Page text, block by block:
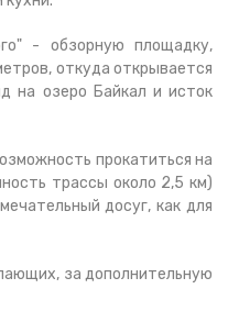
- обзорную площадку,
откуда открывается
на озеро Байкал и исток
прокатиться на
трассы около 2,5 км)
досуг, как для
за дополнительную